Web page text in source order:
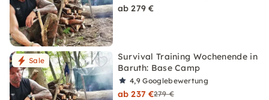
ab 279 €
Sale
Survival Training Wochenende in
Baruth: Base Camp
4,9Googlebewertung
ab 237 €279 €